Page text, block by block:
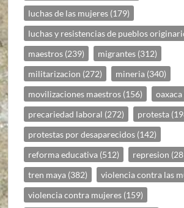
luchas de las mujeres (179)
luchas y resistencias de pueblos
maestros (239) migrantes (312)
militarizacion (272) mineria (340)
movilizaciones maestros (156) oaxaca
precariedad laboral (272) protesta
protestas por desaparecidos (142)
reforma educativa (512) represion
tren maya (382) violencia contra las
violencia contra mujeres (159)